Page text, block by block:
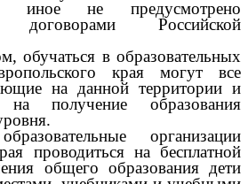
иное не предусмотрено
договорами Российской
обучаться в образовательных
края могут все
на данной территории и
получение образования
организации
проводиться на бесплатной
общего образования дети